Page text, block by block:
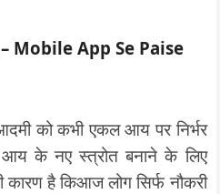
Mobile App Se Paise
को कभी एकल आय पर नि‍र्भर
आय के नए स्‍त्रोत बनाने के लि‍ए
कारण है कि‍आज लोग सि‍र्फ नौकरी